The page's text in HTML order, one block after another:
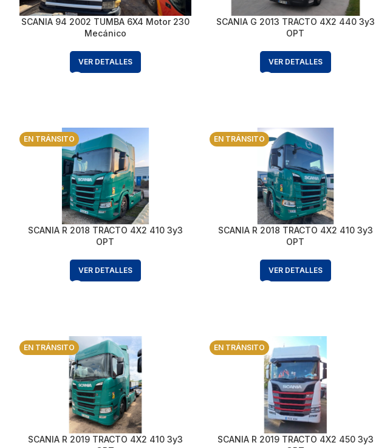
SCANIA 94 2002 TUMBA 6X4 Motor 230
Mecánico
VER DETALLES
SCANIA G 2013 TRACTO 4X2 440 3y3
OPT
VER DETALLES
EN TRÁNSITO
SCANIA R 2018 TRACTO 4X2 410 3y3
OPT
VER DETALLES
EN TRÁNSITO
SCANIA R 2018 TRACTO 4X2 410 3y3
OPT
VER DETALLES
EN TRÁNSITO
SCANIA R 2019 TRACTO 4X2 410 3y3
EN TRÁNSITO
SCANIA R 2019 TRACTO 4X2 450 3y3